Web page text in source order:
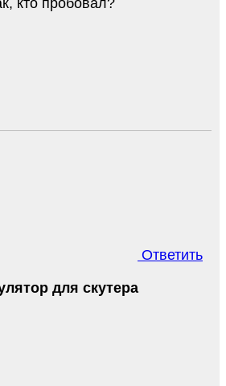
Ответить
для скутера